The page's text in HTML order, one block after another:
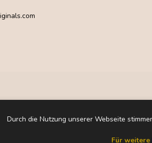
Durch die Nutzung unserer Webseite
Für